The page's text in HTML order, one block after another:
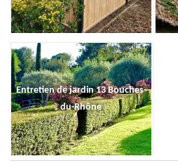
Entretien de jardin 13 Bouches-
du-Rhône